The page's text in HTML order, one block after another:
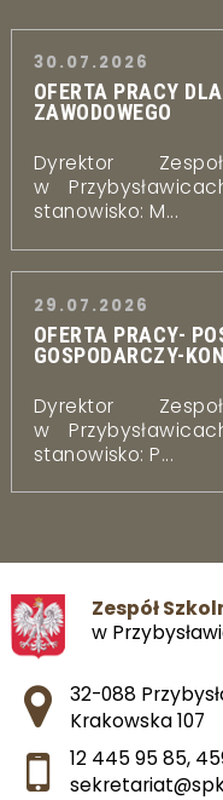
30.07.2026
OFERTA PRACY
ZAWODOWEGO
Dyrektor
w
stanowisko: M...
29.07.2026
OFERTA PRACY-
GOSPODARCZY-
Dyrektor
w
stanowisko: P...
Zespół
w
Adres
32-088
Krakowska 107
12 445 95 85,